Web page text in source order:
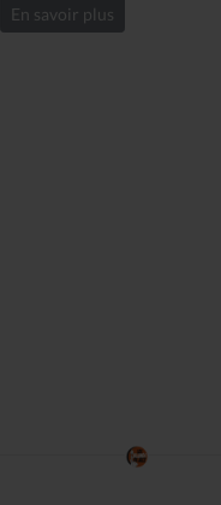
En savoir plus